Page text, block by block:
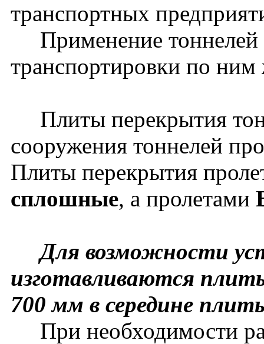
транспортных
Применение тоннелей
транспортировки по
Плиты перекрытия
сооружения тоннелей
Плиты перекрытия
сплошные, а пролетами
Для возможности
изготавливаются
700 мм в середине
При необходимости